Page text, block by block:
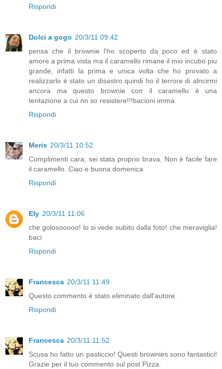
Rispondi
Dolci a gogo 20/3/11 09:42
pensa che il brownie l'ho scoperto da poco ed è stato
amore a prima vista ma il caramello rimane il mio incubo piu
grande, infatti la prima e unica volta che ho provato a
realizzarlo è stato un disastro quindi ho il terrore di alncirmi
ancora ma questo brownie con il caramello è una
tentazione a cui nn so resistere!!!bacioni imma
Rispondi
Meris 20/3/11 10:52
Complimenti cara, sei stata proprio brava. Non è facile fare
il caramello. Ciao e buona domenica
Rispondi
Ely 20/3/11 11:06
che golosooooo! lo si vede subito dalla foto! che meraviglia!
baci
Rispondi
Francesca 20/3/11 11:49
Questo commento è stato eliminato dall'autore.
Rispondi
Francesca 20/3/11 11:52
Scusa ho fatto un pasticcio! Questi brownies sono fantastici!
Grazie per il tuo commento sul post Pizza.